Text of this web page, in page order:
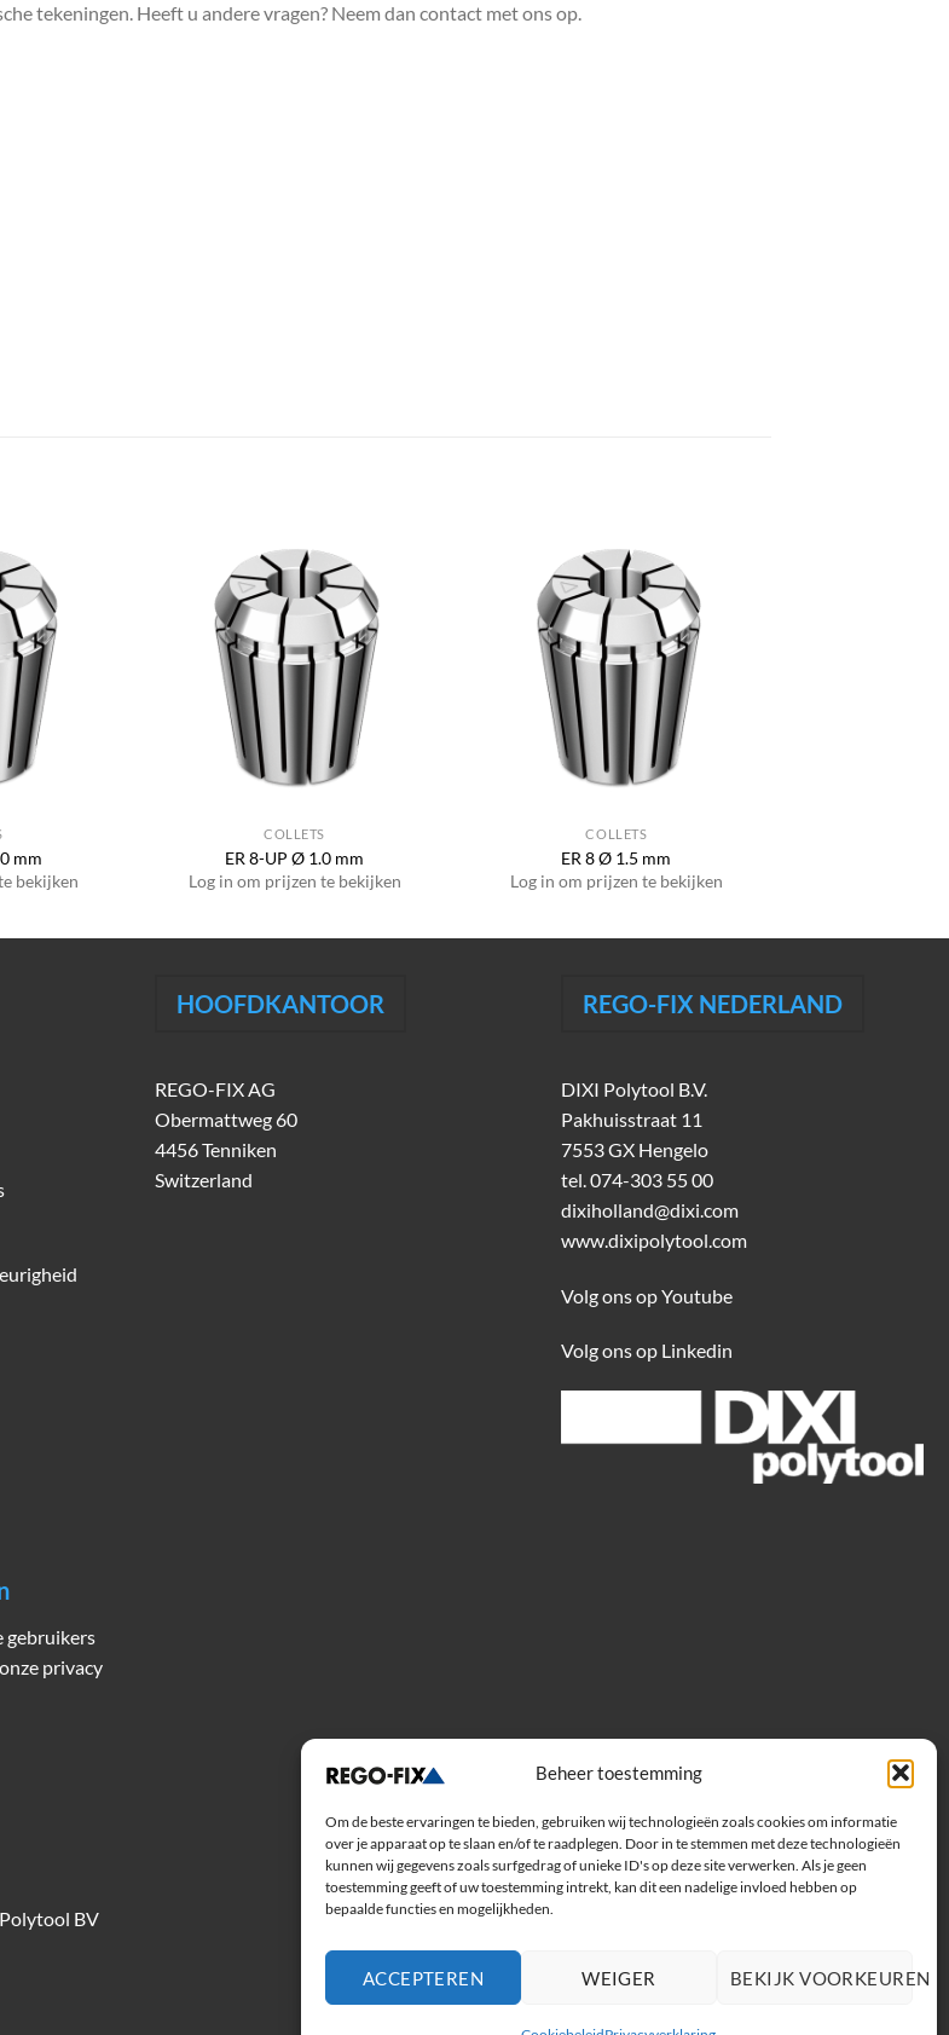
Beheer toestemming
Om de beste ervaringen te bieden, gebruiken wij technologieën zoals cookies om informatie
over je apparaat op te slaan en/of te raadplegen. Door in te stemmen met deze technologieën
kunnen wij gegevens zoals surfgedrag of unieke ID's op deze site verwerken. Als je geen
toestemming geeft of uw toestemming intrekt, kan dit een nadelige invloed hebben op
bepaalde functies en mogelijkheden.
ACCEPTEREN WEIGER BEKIJK VOORKEUREN
tekeningen. Heeft u andere vragen? Neem dan contact met ons op.
mm
bekijken
COLLETS
ER 8-UP Ø 1.0 mm
Log in om prijzen te bekijken
COLLETS
ER 8 Ø 1.5 mm
Log in om prijzen te bekijken
gebruikers
privacy
BV
HOOFDKANTOOR
REGO-FIX AG
Obermattweg 60
4456 Tenniken
Switzerland
REGO-FIX NEDERLAND
DIXI Polytool B.V.
Pakhuisstraat 11
7553 GX Hengelo
tel. 074-303 55 00
dixiholland@dixi.com
www.dixipolytool.com
Volg ons op Youtube
Volg ons op Linkedin